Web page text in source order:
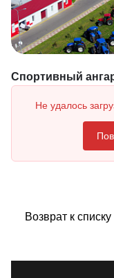
Спортивный
Не удалось
Возврат к списку